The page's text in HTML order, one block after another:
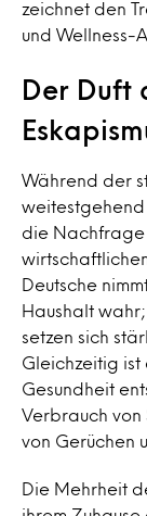
zeichnet den
und Wellness-
Der Duft
Während der
weitestgehend
die Nachfrage
Deutsche
Haushalt
setzen sich
Gleichzeitig ist
Gesundheit
Verbrauch von
von Gerüchen
Die Mehrheit